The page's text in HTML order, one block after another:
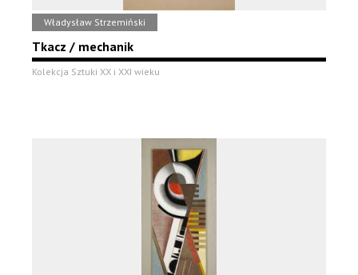
Władysław Strzemiński
Tkacz / mechanik
Kolekcja Sztuki XX i XXI wieku